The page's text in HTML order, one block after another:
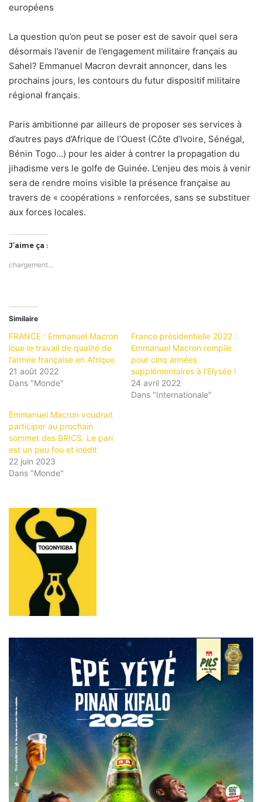
européens
La question qu’on peut se poser est de savoir quel sera
désormais l’avenir de l’engagement militaire français au
Sahel? Emmanuel Macron devrait annoncer, dans les
prochains jours, les contours du futur dispositif militaire
régional français.
Paris ambitionne par ailleurs de proposer ses services à
d’autres pays d’Afrique de l’Ouest (Côte d’Ivoire, Sénégal,
Bénin Togo…) pour les aider à contrer la propagation du
jihadisme vers le golfe de Guinée. L’enjeu des mois à venir
sera de rendre moins visible la présence française au
travers de « coopérations » renforcées, sans se substituer
aux forces locales.
J’aime ça :
chargement…
Similaire
FRANCE : Emmanuel Macron
loue le travail de qualité de
l’armée française en Afrique
21 août 2022
Dans "Monde"
France présidentielle 2022 :
Emmanuel Macron rempile
pour cinq années
supplémentaires à l’Elysée !
24 avril 2022
Dans "Internationale"
Emmanuel Macron voudrait
participer au prochain
sommet des BRICS. Le pari
est un peu fou et inédit
22 juin 2023
Dans "Monde"